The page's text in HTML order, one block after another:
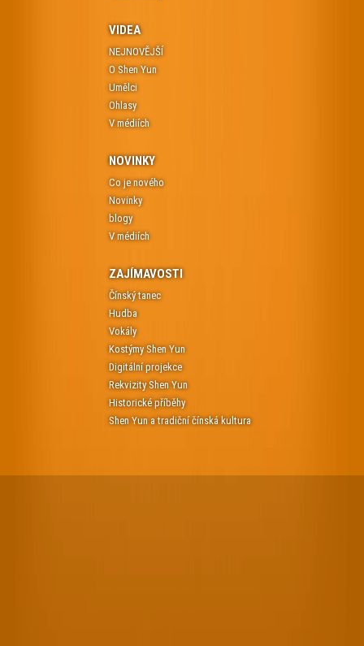
VIDEA
NEJNOVĚJŠÍ
O Shen Yun
Umělci
Ohlasy
V médiích
NOVINKY
Co je nového
Novinky
blogy
V médiích
ZAJÍMAVOSTI
Čínský tanec
Hudba
Vokály
Kostýmy Shen Yun
Digitální projekce
Rekvizity Shen Yun
Historické příběhy
Shen Yun a tradiční čínská kultura